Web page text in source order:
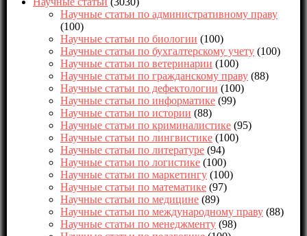
Научные статьи по административному праву
(100)
Научные статьи по биологии (100)
Научные статьи по бухгалтерскому учету (100)
Научные статьи по ветеринарии (100)
Научные статьи по гражданскому праву (88)
Научные статьи по дефектологии (100)
Научные статьи по информатике (99)
Научные статьи по истории (88)
Научные статьи по криминалистике (95)
Научные статьи по лингвистике (100)
Научные статьи по литературе (94)
Научные статьи по логистике (100)
Научные статьи по маркетингу (100)
Научные статьи по математике (97)
Научные статьи по медицине (89)
Научные статьи по международному праву (88)
Научные статьи по менеджменту (98)